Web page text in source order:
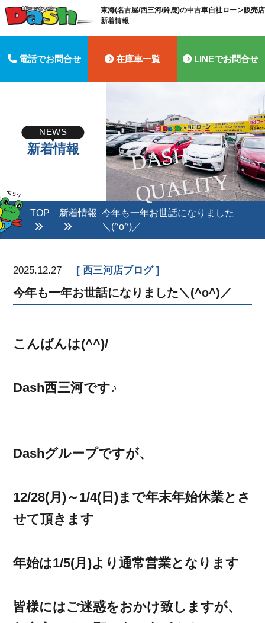
東海(名古屋/西三河/鈴鹿)の中古車自社ローン販売
新着情報
電話でお問合せ 在庫車一覧 LINEでお問合せ
D
A
S
H
Q
U
A
LI
T
Y
NEWS
新着情報
TOP 新着情報 今年も一年お世話になりました
＼(^o^)／
2025.12.27 西三河店ブログ
今年も一年お世話になりました＼(^o^)／
こんばんは(^^)/
Dash西三河です♪
Dashグループですが、
12/28(月)～1/4(日)まで年末年始休業とさ
せて頂きます
年始は1/5(月)より通常営業となります
皆様にはご迷惑をおかけ致しますが、